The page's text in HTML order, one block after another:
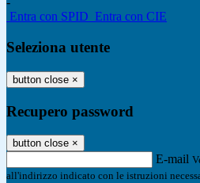
Entra con SPID Entra con CIE
Seleziona utente
button close ×
Recupero password
button close ×
E-mail
all'indirizzo indicato con le istruzioni